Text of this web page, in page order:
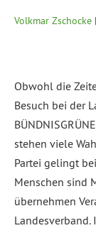
Volkmar Zschocke |
Obwohl die
Besuch bei der
stehen viele
Partei gelingt
Menschen sind
übernehmen